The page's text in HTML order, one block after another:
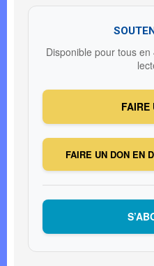
Disponible pour tous
FAIRE
FAIRE UN DON EN